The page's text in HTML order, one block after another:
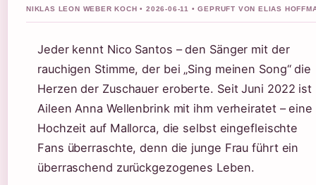
NIKLAS LEON WEBER KOCH • 2026-06-11 • GEPRUFT VON ELIAS
Jeder kennt Nico Santos – den Sänger mit der
rauchigen Stimme, der bei „Sing meinen Song“ die
Herzen der Zuschauer eroberte. Seit Juni 2022 ist
Aileen Anna Wellenbrink mit ihm verheiratet – eine
Hochzeit auf Mallorca, die selbst eingefleischte
Fans überraschte, denn die junge Frau führt ein
überraschend zurückgezogenes Leben.